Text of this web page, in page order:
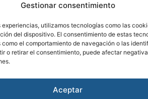
Gestionar consentimiento
experiencias, utilizamos tecnologías como las
del dispositivo. El consentimiento de estas
como el comportamiento de navegación o las
o retirar el consentimiento, puede afectar
Aceptar